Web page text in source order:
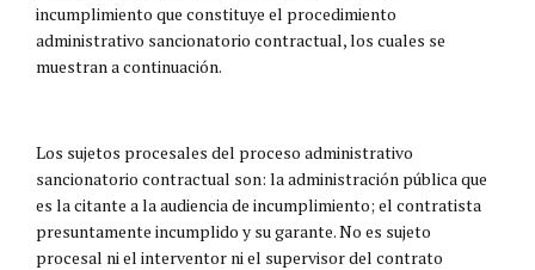
incumplimiento que constituye el procedimiento
administrativo sancionatorio contractual, los cuales se
muestran a continuación.
Los sujetos procesales del proceso administrativo
sancionatorio contractual son: la administración pública que
es la citante a la audiencia de incumplimiento; el contratista
presuntamente incumplido y su garante. No es sujeto
procesal ni el interventor ni el supervisor del contrato